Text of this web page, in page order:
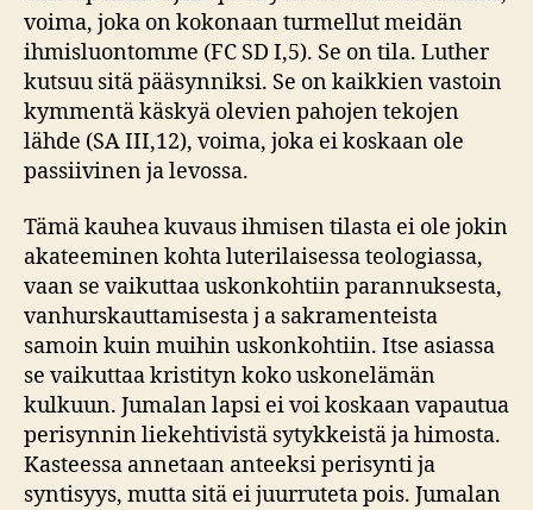
voima, joka on kokonaan turmellut meidän
ihmisluontomme (FC SD I,5). Se on tila. Luther
kutsuu sitä pääsynniksi. Se on kaikkien vastoin
kymmentä käskyä olevien pahojen tekojen
lähde (SA III,12), voima, joka ei koskaan ole
passiivinen ja levossa.
Tämä kauhea kuvaus ihmisen tilasta ei ole jokin
akateeminen kohta luterilaisessa teologiassa,
vaan se vaikuttaa uskonkohtiin parannuksesta,
vanhurskauttamisesta j a sakramenteista
samoin kuin muihin uskonkohtiin. Itse asiassa
se vaikuttaa kristityn koko uskonelämän
kulkuun. Jumalan lapsi ei voi koskaan vapautua
perisynnin liekehtivistä sytykkeistä ja himosta.
Kasteessa annetaan anteeksi perisynti ja
syntisyys, mutta sitä ei juurruteta pois. Jumalan